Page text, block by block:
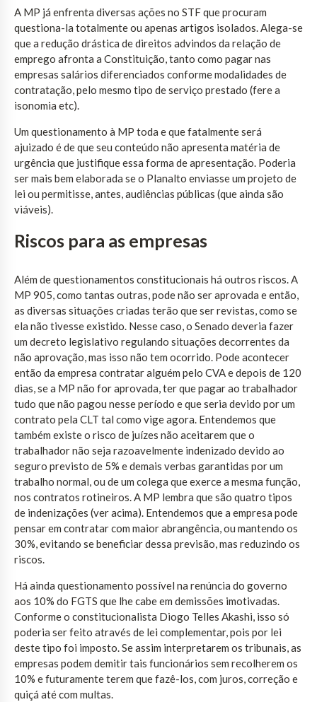
A MP já enfrenta diversas ações no STF que procuram
questiona-la totalmente ou apenas artigos isolados. Alega-se
que a redução drástica de direitos advindos da relação de
emprego afronta a Constituição, tanto como pagar nas
empresas salários diferenciados conforme modalidades de
contratação, pelo mesmo tipo de serviço prestado (fere a
isonomia etc).
Um questionamento à MP toda e que fatalmente será
ajuizado é de que seu conteúdo não apresenta matéria de
urgência que justifique essa forma de apresentação. Poderia
ser mais bem elaborada se o Planalto enviasse um projeto de
lei ou permitisse, antes, audiências públicas (que ainda são
viáveis).
Riscos para as empresas
Além de questionamentos constitucionais há outros riscos. A
MP 905, como tantas outras, pode não ser aprovada e então,
as diversas situações criadas terão que ser revistas, como se
ela não tivesse existido. Nesse caso, o Senado deveria fazer
um decreto legislativo regulando situações decorrentes da
não aprovação, mas isso não tem ocorrido. Pode acontecer
então da empresa contratar alguém pelo CVA e depois de 120
dias, se a MP não for aprovada, ter que pagar ao trabalhador
tudo que não pagou nesse período e que seria devido por um
contrato pela CLT tal como vige agora. Entendemos que
também existe o risco de juízes não aceitarem que o
trabalhador não seja razoavelmente indenizado devido ao
seguro previsto de 5% e demais verbas garantidas por um
trabalho normal, ou de um colega que exerce a mesma função,
nos contratos rotineiros. A MP lembra que são quatro tipos
de indenizações (ver acima). Entendemos que a empresa pode
pensar em contratar com maior abrangência, ou mantendo os
30%, evitando se beneficiar dessa previsão, mas reduzindo os
riscos.
Há ainda questionamento possível na renúncia do governo
aos 10% do FGTS que lhe cabe em demissões imotivadas.
Conforme o constitucionalista Diogo Telles Akashi, isso só
poderia ser feito através de lei complementar, pois por lei
deste tipo foi imposto. Se assim interpretarem os tribunais, as
empresas podem demitir tais funcionários sem recolherem os
10% e futuramente terem que fazê-los, com juros, correção e
quiçá até com multas.